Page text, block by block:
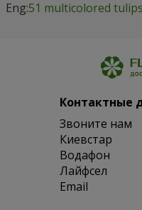
Eng:51 multicolored
Контактные
Звоните нам
Киевстар
Водафон
Лайфсел
Email